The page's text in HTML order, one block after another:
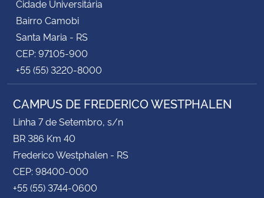
Cidade Universitária
Bairro Camobi
Santa Maria - RS
CEP: 97105-900
+55 (55) 3220-8000
CAMPUS DE FREDERICO WESTPHALEN
Linha 7 de Setembro, s/n
BR 386 Km 40
Frederico Westphalen - RS
CEP: 98400-000
+55 (55) 3744-0600